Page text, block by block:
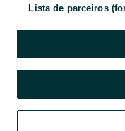
Lista de parceiros